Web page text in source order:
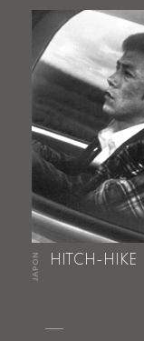
JAPON HITCH-HIKE